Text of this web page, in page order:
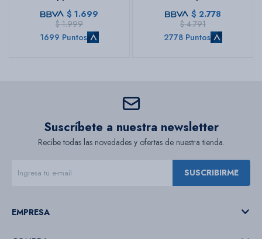
$ 1.699
$ 1.999
1699 Puntos
inoxidable | Color blanco
$ 2.778
$ 4.791
2778 Puntos
Suscríbete a nuestra newsletter
Recibe todas las novedades y ofertas de nuestra tienda.
SUSCRIBIRME
EMPRESA